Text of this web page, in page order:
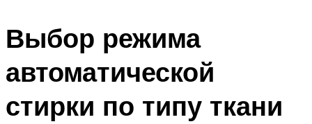
Выбор режима
автоматической
стирки по типу ткани